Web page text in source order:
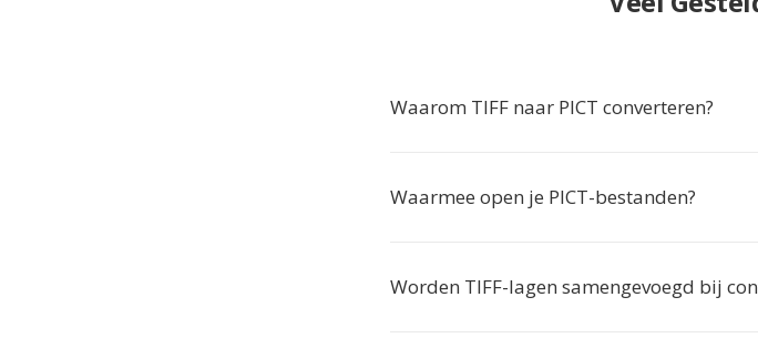
Waarom TIFF naar PICT converteren?
Waarmee open je PICT-bestanden?
Worden TIFF-lagen samengevoegd bij